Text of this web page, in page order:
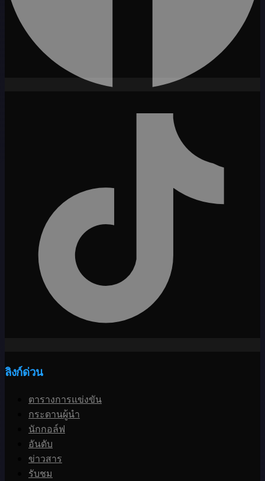
ลิงก์ด่วน
ตารางการแข่งขัน
กระดานผู้นำ
นักกอล์ฟ
อันดับ
ข่าวสาร
รับชม